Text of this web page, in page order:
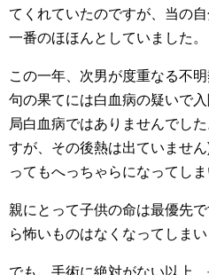
てくれていたのですが、当の
一番のほほんとしていました。
この一年、次男が度重なる不
句の果てには白血病の疑いで
局白血病ではありませんでし
すが、その後熱は出ていませ
ってもへっちゃらになってしま
親にとって子供の命は最優先
ら怖いものはなくなってしまい
でも、手術に絶対がない以上